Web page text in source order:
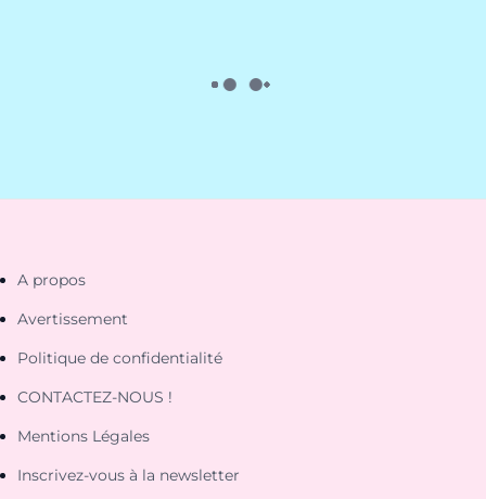
A propos
Avertissement
Politique de confidentialité
CONTACTEZ-NOUS !
Mentions Légales
Inscrivez-vous à la newsletter